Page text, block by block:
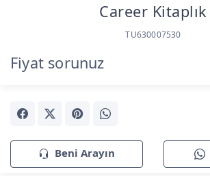
Career Kitaplık
TU630007530
Fiyat sorunuz
Beni Arayın